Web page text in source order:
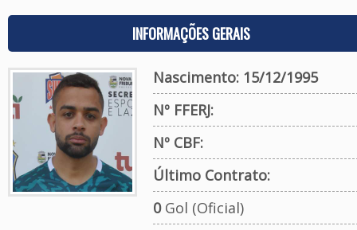
INFORMAÇÕES GERAIS
Nascimento: 15/12/1995
Nº FFERJ:
Nº CBF:
Último Contrato:
0Gol (Oficial)